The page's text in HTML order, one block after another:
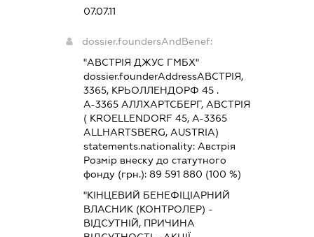
07.07.11
dossier.foundersAndBenef:
"АВСТРІЯ ДЖУС ГМБХ"
dossier.founderAddressАВСТРІЯ,
3365, КРЬОЛЛЕНДОРФ 45 .
А-3365 АЛЛХАРТСБЕРГ, АВСТРІЯ
( KROELLENDORF 45, A-3365
ALLHARTSBERG, AUSTRIA)
statements.nationality: Австрія
Розмір внеску до статутного
фонду (грн.): 89 591 880 (100 %)
"КІНЦЕВИЙ БЕНЕФІЦІАРНИЙ
ВЛАСНИК (КОНТРОЛЕР) -
ВІДСУТНІЙ, ПРИЧИНА